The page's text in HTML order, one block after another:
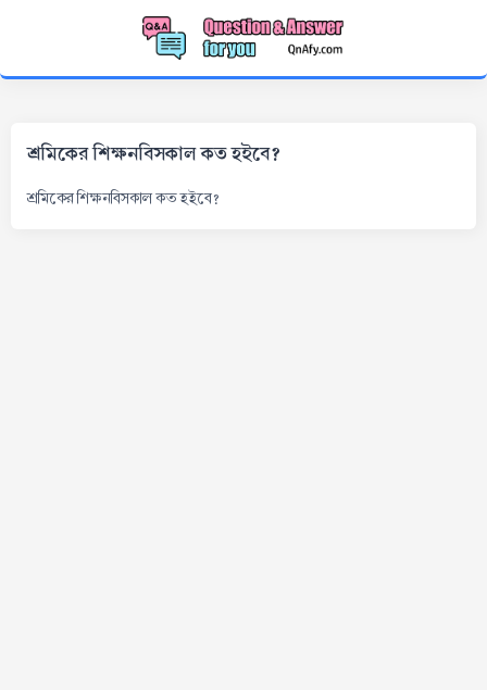
শ্রমিকের শিক্ষনবিসকাল কত হইবে?
শ্রমিকের শিক্ষনবিসকাল কত হইবে?